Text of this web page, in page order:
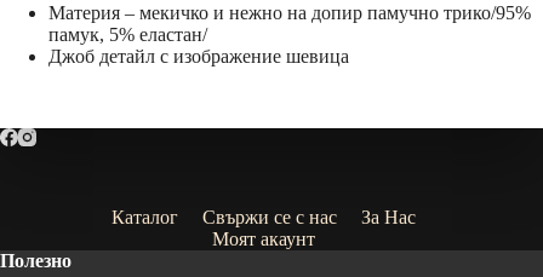
Материя – мекичко и нежно на допир памучно трико/95%
памук, 5% еластан/
Джоб детайл с изображение шевица
Каталог Свържи се с нас
За Нас
Моят акаунт
Полезно